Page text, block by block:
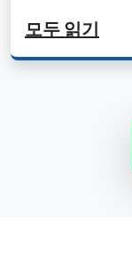
모두 읽기